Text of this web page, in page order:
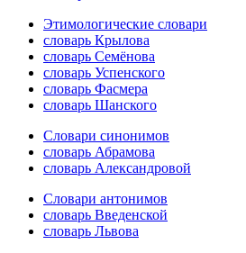
Этимологические словари
словарь Крылова
словарь Семёнова
словарь Успенского
словарь Фасмера
словарь Шанского
Словари синонимов
словарь Абрамова
словарь Александровой
Словари антонимов
словарь Введенской
словарь Львова